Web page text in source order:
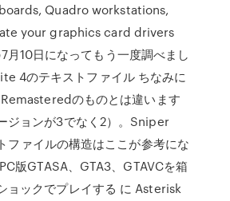
Quadro workstations,
your graphics card drivers
月10日になってもう一度調べまし
4のテキストファイル ちなみに
のものとは違います
ジョンが3でなく2）。Sniper
ファイルの構造はここが参考にな
版GTASA、GTA3、GTAVCを箱
ョックでプレイする に Asterisk